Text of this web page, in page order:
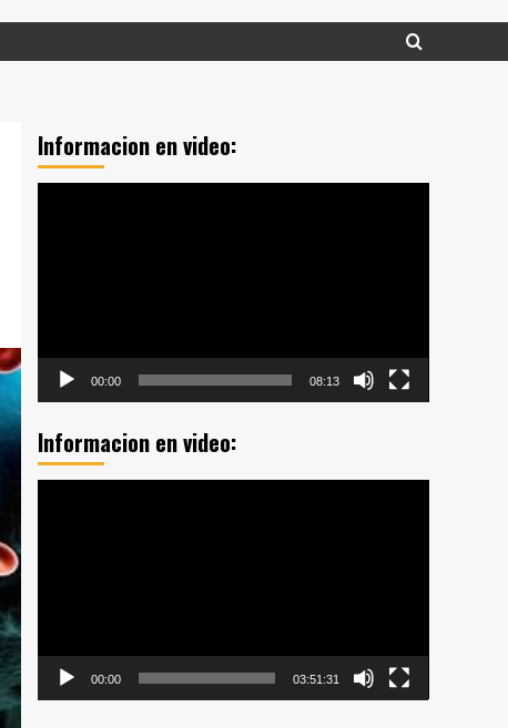
Informacion en video:
00:00 08:13
Informacion en video:
00:00 03:51:31